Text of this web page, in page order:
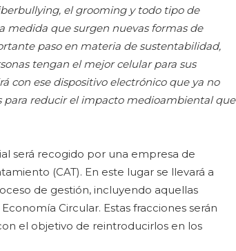
el grooming y todo tipo de
medida que surgen nuevas formas de
paso en materia de sustentabilidad,
tengan el mejorcelular para sus
con ese dispositivo electrónico que ya no
para reducir elimpacto medioambiental que
será recogido por una empresa de
(CAT). En este lugar se llevará a
de gestión, incluyendo aquellas
Circular. Estas fracciones serán
el objetivo de reintroducirlos en los